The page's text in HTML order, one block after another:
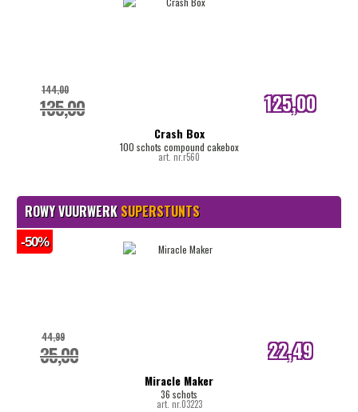
Crash Box
100 schots compound cakebox
art. nr.r560
135,00
144,00 125,00
internetprijs
ROWY VUURWERKSUPERSTUNTS
Miracle Maker
36 schots
art. nr.03223
35,00
44,99 22,49
internetprijs
-50%